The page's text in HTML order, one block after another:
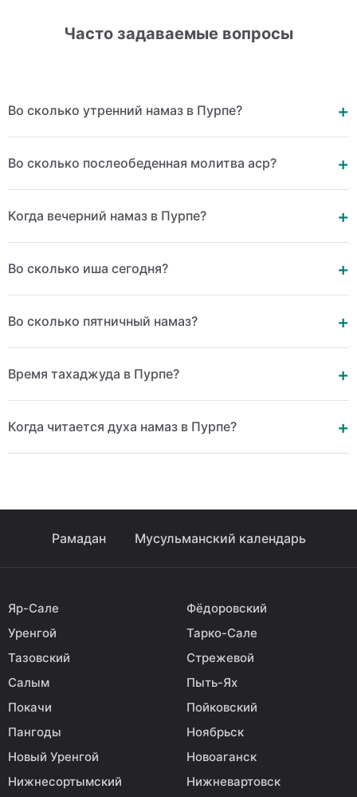
Часто задаваемые вопросы
Во сколько утренний намаз в Пурпе?
Во сколько послеобеденная молитва аср?
Когда вечерний намаз в Пурпе?
Во сколько иша сегодня?
Во сколько пятничный намаз?
Время тахаджуда в Пурпе?
Когда читается духа намаз в Пурпе?
Рамадан Мусульманский календарь
Яр-Сале
Фёдоровский
Уренгой
Тарко-Сале
Тазовский
Стрежевой
Салым
Пыть-Ях
Покачи
Пойковский
Пангоды
Ноябрьск
Новый Уренгой
Новоаганск
Нижнесортымский
Нижневартовск